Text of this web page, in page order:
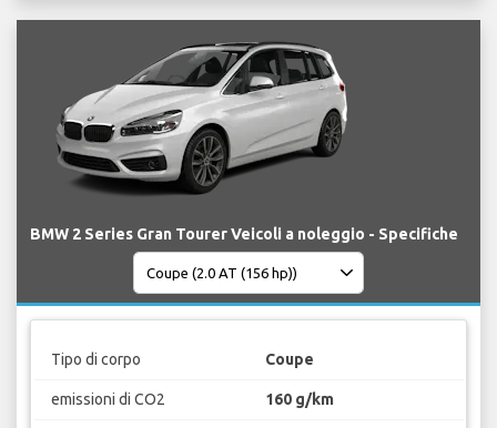
BMW 2 Series Gran Tourer Veicoli a noleggio - Specifiche
Tipo di corpo Coupe
emissioni di CO2 160 g/km